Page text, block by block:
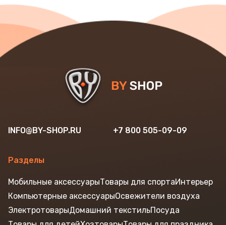
INFO@BY-SHOP.RU +7 800 505-09-09
Разделы
Мобильные аксессуарыТовары для спортаИнтерьер
Компьютерные аксессуарыОсвежители воздуха
ЭлектротоварыДомашний текстильПосуда